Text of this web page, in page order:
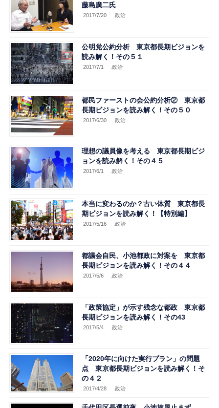
藤島廣二氏
2017/7/20 .政治
公明党公約分析 東京都長期ビジョンを
読み解く！その５１
2017/7/1 .政治
都民ファーストの会公約分析② 東京都
長期ビジョンを読み解く！その５０
2017/6/30 .政治
理想の議員像を考える 東京都長期ビジ
ョンを読み解く！その４５
2017/6/1 .政治
本当に変わるのか？古い体質 東京都長
期ビジョンを読み解く！【特別編】
2017/5/16 .政治
都議会自民、小池都政に対案を 東京都
長期ビジョンを読み解く！その４４
2017/5/6 .政治
「政策協定」が示す残念な都政 東京都
長期ビジョンを読み解く！その43
2017/5/4 .政治
「2020年に向けた実行プラン」の問題
点 東京都長期ビジョンを読み解く！そ
の４２
2017/4/28 .政治